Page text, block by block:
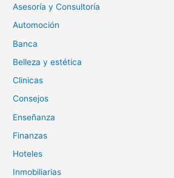
Asesoría y Consultoría
Automoción
Banca
Belleza y estética
Clinicas
Consejos
Enseñanza
Finanzas
Hoteles
Inmobiliarias